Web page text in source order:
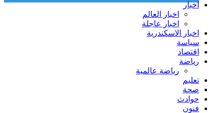
اخبار
اخبار العالم
اخبار عاجلة
اخبار الاسكندرية
سياسة
اقتصاد
رياضة
رياضة عالمية
تعليم
صحة
حوادث
فنون